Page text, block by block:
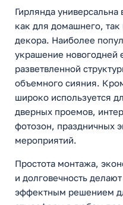
Гирлянда
как для домашнего,
декора. Наиболее
украшение новогодней
разветвленной
объемного сияния.
широко используется
дверных проемов,
фотозон, праздничных
мероприятий.
Простота монтажа,
и долговечность
эффектным решением